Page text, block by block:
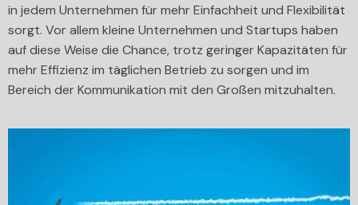
in jedem Unternehmen für mehr Einfachheit und Flexibilität
sorgt. Vor allem kleine Unternehmen und Startups haben
auf diese Weise die Chance, trotz geringer Kapazitäten für
mehr Effizienz im täglichen Betrieb zu sorgen und im
Bereich der Kommunikation mit den Großen mitzuhalten.